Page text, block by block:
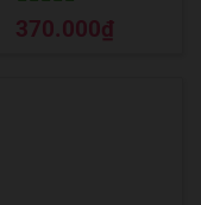
Được xếp
hạng55 sao
370.000₫